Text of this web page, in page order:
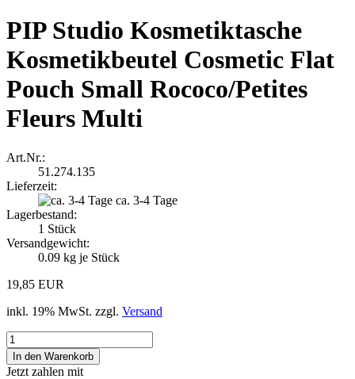
PIP Studio Kosmetiktasche
Kosmetikbeutel Cosmetic Flat
Pouch Small Rococo/Petites
Fleurs Multi
Art.Nr.:
51.274.135
Lieferzeit:
ca. 3-4 Tage
Lagerbestand:
1 Stück
Versandgewicht:
0.09 kg je Stück
19,85 EUR
inkl. 19% MwSt. zzgl. Versand
Jetzt zahlen mit